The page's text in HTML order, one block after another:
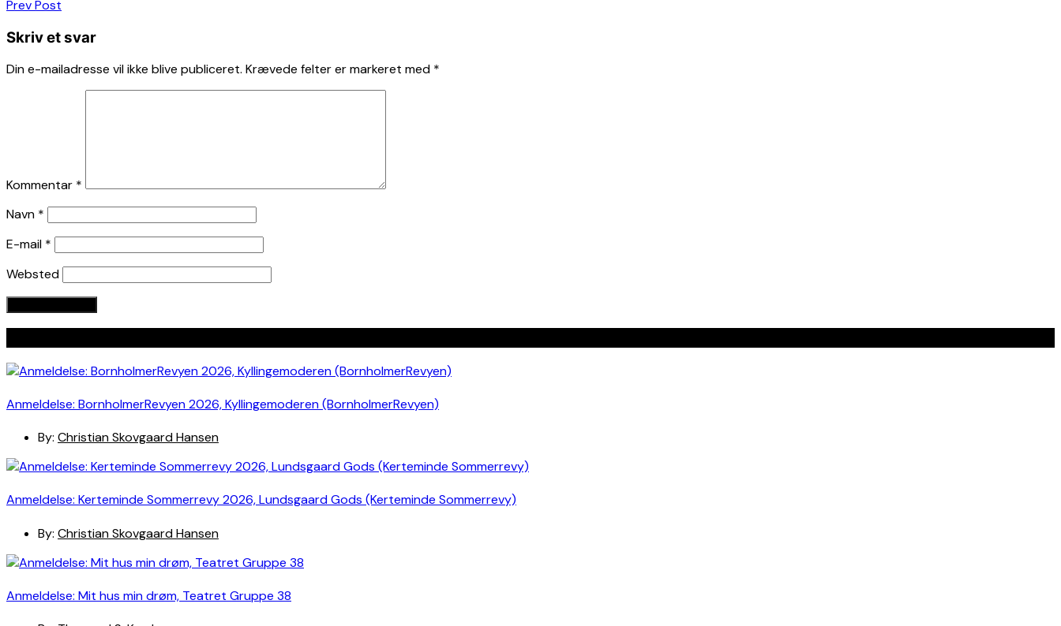
Indlægsnavigation
Prev Post
Skriv et svar
Din e-mailadresse vil ikke blive publiceret. Krævede felter er markeret med *
Kommentar *
Navn *
E-mail *
Websted
Anmeldelse: BornholmerRevyen 2026, Kyllingemoderen (BornholmerRevyen)
By: Christian Skovgaard Hansen
Anmeldelse: Kerteminde Sommerrevy 2026, Lundsgaard Gods (Kerteminde Sommerrevy)
By: Christian Skovgaard Hansen
Anmeldelse: Mit hus min drøm, Teatret Gruppe 38